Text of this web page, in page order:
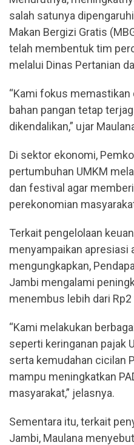
salah satunya
Makan Bergizi Gratis
telah membentuk tim
melalui Dinas Pertanian
“Kami fokus
bahan pangan tetap
dikendalikan,” ujar
Di sektor ekonomi,
pertumbuhan UMKM
dan festival agar
perekonomian
Terkait pengelolaan
menyampaikan apresiasi
mengungkapkan,
Jambi mengalami
menembus lebih dari Rp2
“Kami melakukan
seperti keringanan pajak
serta kemudahan cicilan
mampu meningkatkan
masyarakat,” jelasnya.
Sementara itu, terkait
Jambi, Maulana